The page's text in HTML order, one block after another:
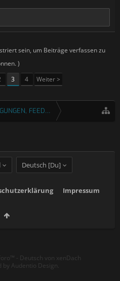
sein, um Beiträge verfassen zu
)
3 4 Weiter >
FEEDBACK & FRAGEN
Deutsch [Du]
Impressum
- Deutsch von xenDach
by Audentio Design.